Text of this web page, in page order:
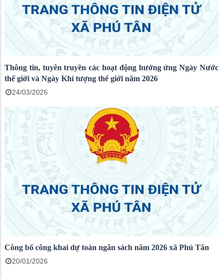
Thông tin, tuyên truyền các hoạt động hưởng ứng Ngày Nước
thế giới và Ngày Khí tượng thế giới năm 2026
24/03/2026
Công bố công khai dự toán ngân sách năm 2026 xã Phú Tân
20/01/2026